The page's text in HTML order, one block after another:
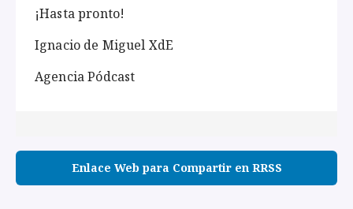
¡Hasta pronto!
Ignacio de Miguel XdE
Agencia Pódcast
Enlace Web para Compartir en RRSS